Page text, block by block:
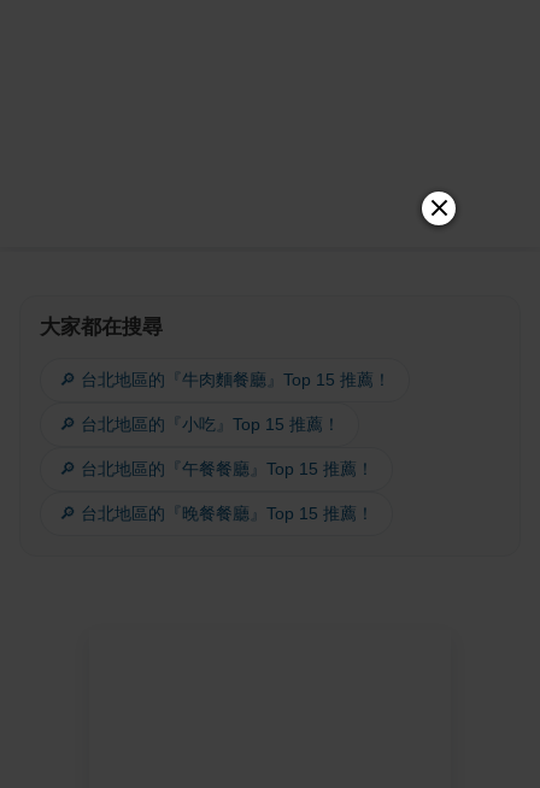
大家都在搜尋
🔎 台北地區的『牛肉麵餐廳』Top 15 推薦！
🔎 台北地區的『小吃』Top 15 推薦！
🔎 台北地區的『午餐餐廳』Top 15 推薦！
🔎 台北地區的『晚餐餐廳』Top 15 推薦！